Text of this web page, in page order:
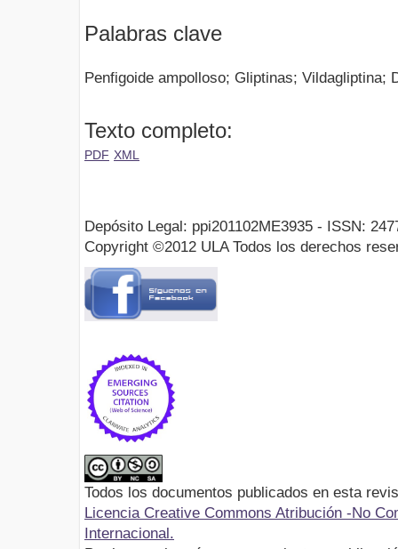
Palabras clave
Penfigoide ampolloso; Gliptinas; Vildagliptina;
Texto completo:
PDF XML
Depósito Legal: ppi201102ME3935 - ISSN:
Copyright ©2012 ULA Todos los derechos
Todos los documentos publicados en esta
Licencia Creative Commons Atribución -No
Internacional.